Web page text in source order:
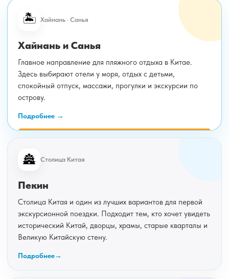
🏝️ Хайнань · Санья
Хайнань и Санья
Главное направление для пляжного отдыха в Китае.
Здесь выбирают отели у моря, отдых с детьми,
спокойный отпуск, массажи, прогулки и экскурсии по
острову.
Подробнее
🏯 Столица Китая
Пекин
Столица Китая и один из лучших вариантов для первой
экскурсионной поездки. Подходит тем, кто хочет увидеть
исторический Китай, дворцы, храмы, старые кварталы и
Великую Китайскую стену.
Подробнее